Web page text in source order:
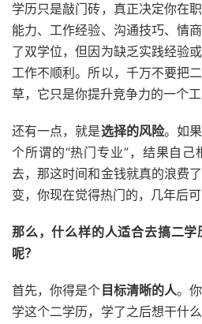
学历只是敲门砖，真正决定你在
能力、工作经验、沟通技巧、情
了双学位，但因为缺乏实践经验
工作不顺利。所以，千万不要把
草，它只是你提升竞争力的一个工
还有一点，就是选择的风险。如
个所谓的“热门专业”，结果自
去，那这时间和金钱就真的浪费
变，你现在觉得热门的，几年后可
那么，什么样的人适合去搞二学
呢？
首先，你得是个 目标清晰的人。
学这个二学历，学了之后想干什